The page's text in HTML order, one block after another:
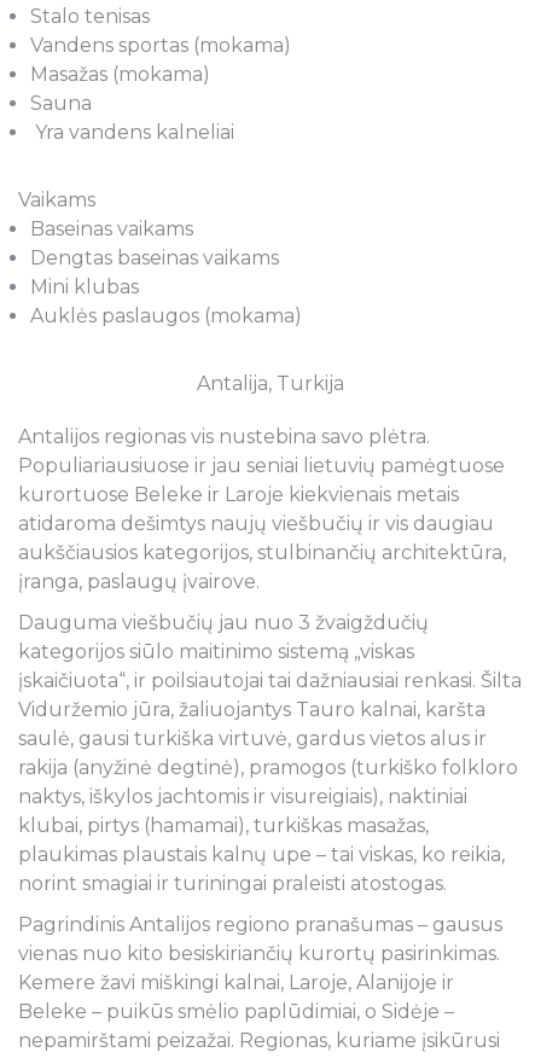
Stalo tenisas
Vandens sportas (mokama)
Masažas (mokama)
Sauna
Yra vandens kalneliai
Vaikams
Baseinas vaikams
Dengtas baseinas vaikams
Mini klubas
Auklės paslaugos (mokama)
Antalija, Turkija
Antalijos regionas vis nustebina savo plėtra.
Populiariausiuose ir jau seniai lietuvių pamėgtuose
kurortuose Beleke ir Laroje kiekvienais metais
atidaroma dešimtys naujų viešbučių ir vis daugiau
aukščiausios kategorijos, stulbinančių architektūra,
įranga, paslaugų įvairove.
Dauguma viešbučių jau nuo 3 žvaigždučių
kategorijos siūlo maitinimo sistemą „viskas
įskaičiuota“, ir poilsiautojai tai dažniausiai renkasi. Šilta
Viduržemio jūra, žaliuojantys Tauro kalnai, karšta
saulė, gausi turkiška virtuvė, gardus vietos alus ir
rakija (anyžinė degtinė), pramogos (turkiško folkloro
naktys, iškylos jachtomis ir visureigiais), naktiniai
klubai, pirtys (hamamai), turkiškas masažas,
plaukimas plaustais kalnų upe – tai viskas, ko reikia,
norint smagiai ir turiningai praleisti atostogas.
Pagrindinis Antalijos regiono pranašumas – gausus
vienas nuo kito besiskiriančių kurortų pasirinkimas.
Kemere žavi miškingi kalnai, Laroje, Alanijoje ir
Beleke – puikūs smėlio paplūdimiai, o Sidėje –
nepamirštami peizažai. Regionas, kuriame įsikūrusi